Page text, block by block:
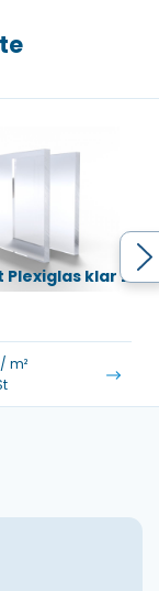
Plexiglas klar 2
/ m²